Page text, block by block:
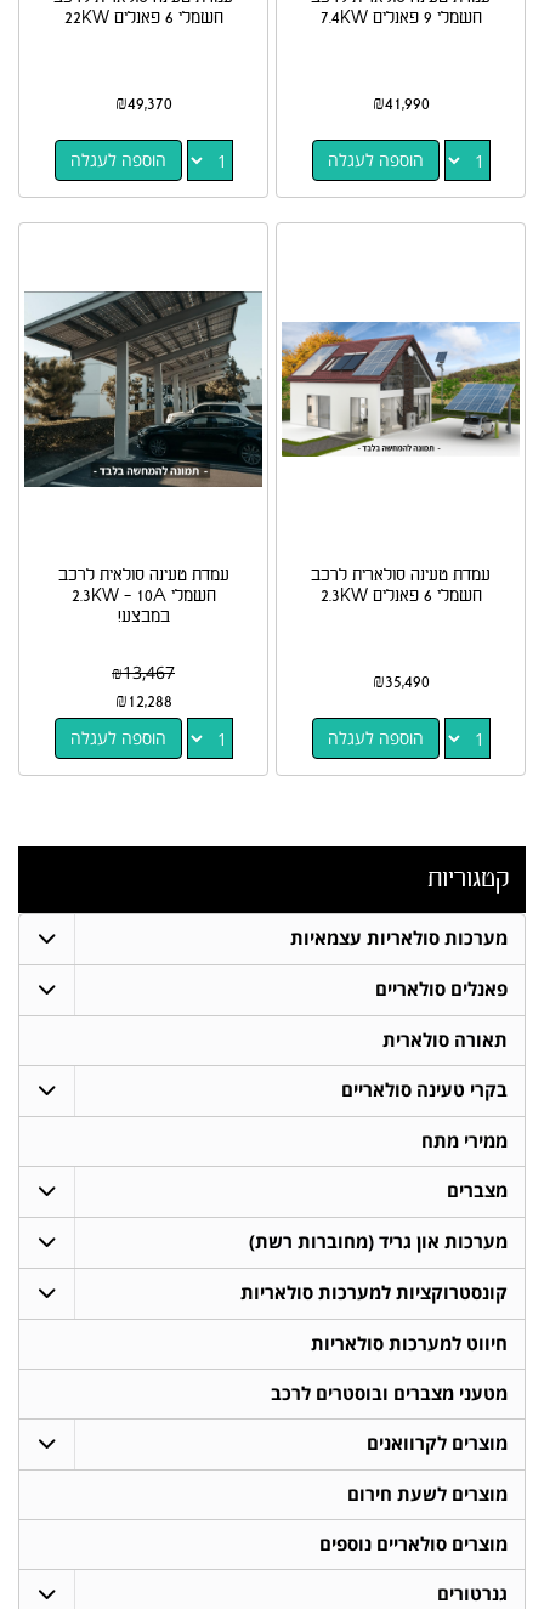
חשמלי 9 פאנלים 7.4KW
₪41,990
הוספה לעגלה
חשמלי 6 פאנלים 22KW
₪49,370
הוספה לעגלה
עמדת טעינה סולארית לרכב
חשמלי 6 פאנלים 2.3KW
₪35,490
הוספה לעגלה
עמדת טעינה סולאית לרכב
חשמלי 2.3KW - 10A
במבצע!
₪13,467
₪12,288
הוספה לעגלה
קטגוריות
מערכות סולאריות עצמאיות
פאנלים סולאריים
תאורה סולארית
בקרי טעינה סולאריים
ממירי מתח
מצברים
מערכות און גריד (מחוברות רשת)
קונסטרוקציות למערכות סולאריות
חיווט למערכות סולאריות
מטעני מצברים ובוסטרים לרכב
מוצרים לקרוואנים
מוצרים לשעת חירום
מוצרים סולאריים נוספים
גנרטורים